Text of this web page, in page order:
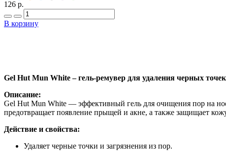
126 р.
В корзину
Gel Hut Mun White – гель-ремувер для удаления черных точек
Описание:
Gel Hut Mun White — эффективный гель для очищения пор на
предотвращает появление прыщей и акне, а также защищает
Действие и свойства:
Удаляет черные точки и загрязнения из пор.